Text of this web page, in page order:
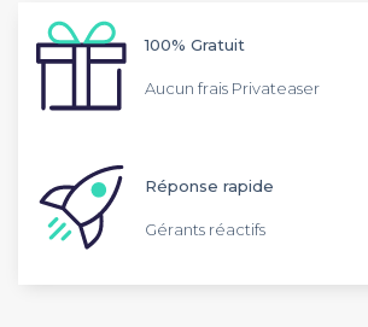
100% Gratuit
Aucun frais Privateaser
Réponse rapide
Gérants réactifs